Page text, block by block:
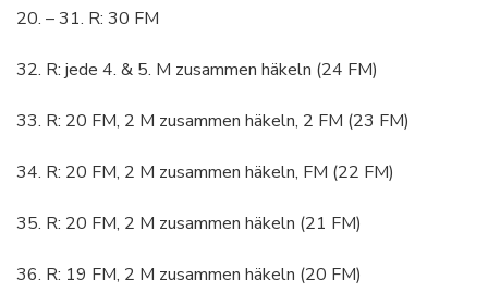
20. – 31. R: 30 FM
32. R: jede 4. & 5. M zusammen häkeln (24 FM)
33. R: 20 FM, 2 M zusammen häkeln, 2 FM (23 FM)
34. R: 20 FM, 2 M zusammen häkeln, FM (22 FM)
35. R: 20 FM, 2 M zusammen häkeln (21 FM)
36. R: 19 FM, 2 M zusammen häkeln (20 FM)